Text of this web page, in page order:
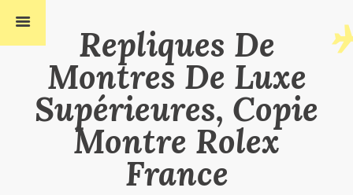
Repliques De
Montres De Luxe
Supérieures, Copie
Montre Rolex
France